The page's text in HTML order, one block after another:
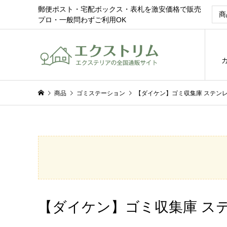
郵便ポスト・宅配ボックス・表札を激安価格で販売
プロ・一般問わずご利用OK
商品 ゴミステーション 【ダイケン】ゴミ収集庫 ステン
【ダイケン】ゴミ収集庫